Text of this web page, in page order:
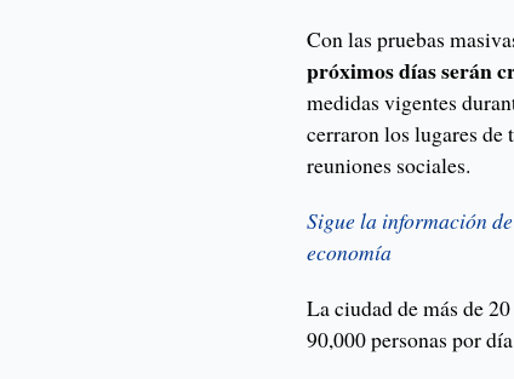
Con las pruebas
próximos días serán
medidas vigentes
cerraron los lugares de
reuniones sociales.
Sigue la información
economía
La ciudad de más de
90,000 personas por